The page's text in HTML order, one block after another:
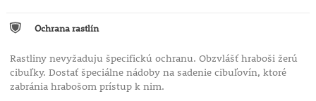
Ochrana rastlín
Rastliny nevyžaduju špecifickú ochranu. Obzvlášť hraboši žerú
cibuľky. Dostať špeciálne nádoby na sadenie cibuľovín, ktoré
zabránia hrabošom prístup k nim.